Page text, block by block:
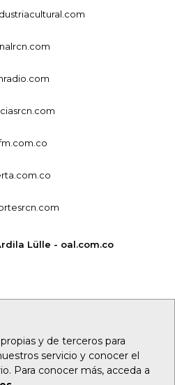
y de terceros para
servicio y conocer el
Para conocer más, acceda a
Lülle - oal.com.co